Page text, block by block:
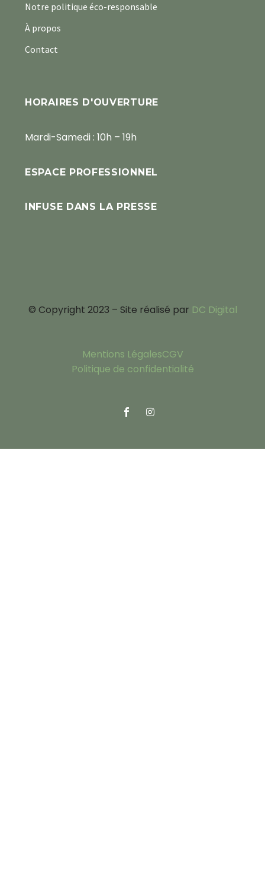
Notre politique éco-responsable
À propos
Contact
HORAIRES D'OUVERTURE
Mardi-Samedi : 10h – 19h
ESPACE PROFESSIONNEL
INFUSE DANS LA PRESSE
© Copyright 2023 – Site réalisé par DC Digital
Mentions LégalesCGV
Politique de confidentialité